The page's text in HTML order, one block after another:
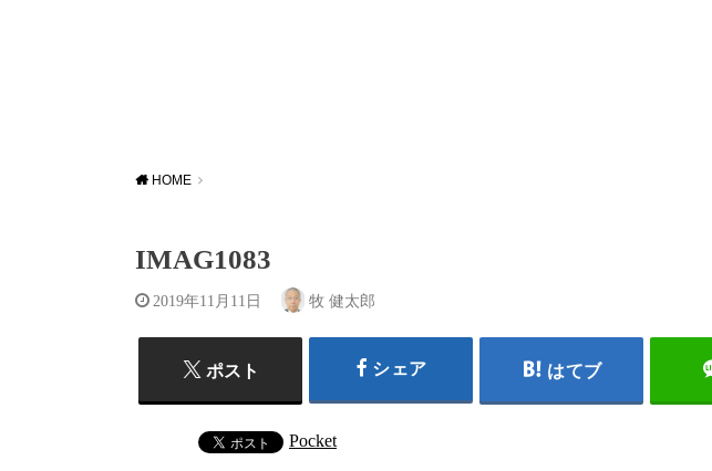
HOME
IMAG1083
2019年11月11日 牧 健太郎
ポスト シェア はてブ
Pocket